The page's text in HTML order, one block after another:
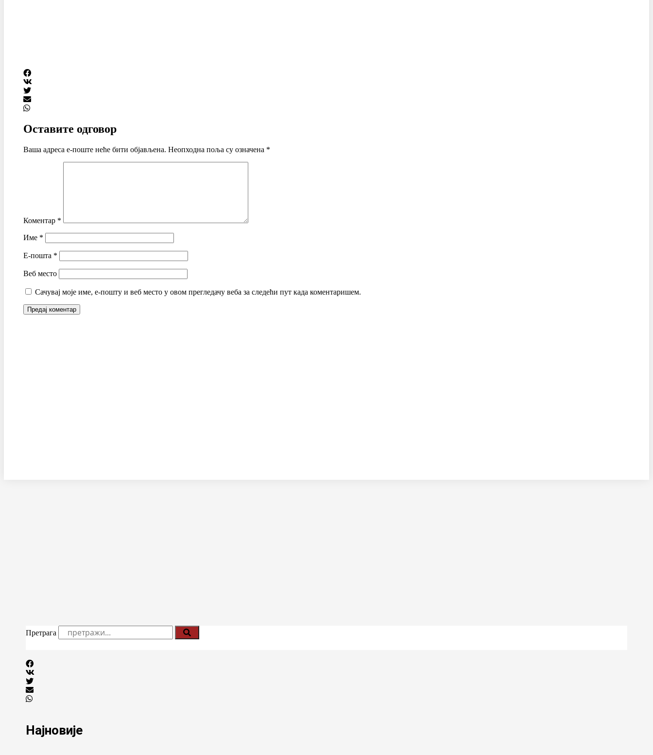
Оставите одговор
Ваша адреса е-поште неће бити објављена. Неопходна поља су означена *
Коментар *
Име *
Е-пошта *
Веб место
Сачувај моје име, е-пошту и веб место у овом прегледачу веба за следећи пут када коментаришем.
Претрага
Најновије